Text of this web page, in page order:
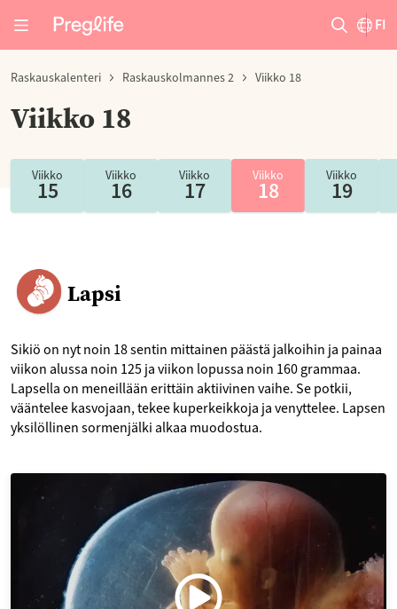
FI
Raskauskalenteri Raskauskolmannes 2 Viikko 18
Viikko 18
Viikko
15
Viikko
16
Viikko
17
Viikko
18
Viikko
19
Lapsi
Sikiö on nyt noin 18 sentin mittainen päästä jalkoihin ja painaa
viikon alussa noin 125 ja viikon lopussa noin 160 grammaa.
Lapsella on meneillään erittäin aktiivinen vaihe. Se potkii,
vääntelee kasvojaan, tekee kuperkeikkoja ja venyttelee. Lapsen
yksilöllinen sormenjälki alkaa muodostua.